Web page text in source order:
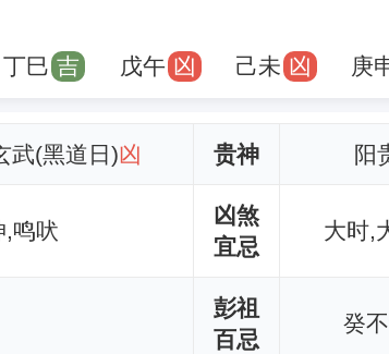
丁巳 吉 戊午 凶 己未 凶 庚
(黑道日)凶 贵神 阳
,鸣吠
凶煞
宜忌
大时,
彭祖
百忌
癸